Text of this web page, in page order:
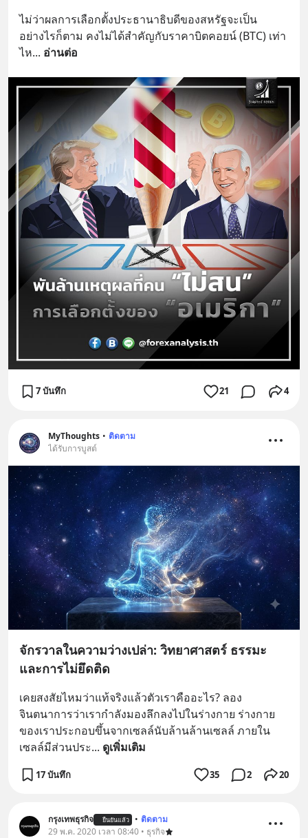
ไม่ว่าผลการเลือกตั้งประธานาธิบดีของสหรัฐจะเป็น
อย่างไรก็ตาม คงไม่ได้สำคัญกับราคาบิตคอยน์ (BTC) เท่า
ไห... อ่านต่อ
7 บันทึก 21 4
MyThoughts • ติดตาม
ได้รับการบูสต์
จักรวาลในความว่างเปล่า: วิทยาศาสตร์ ธรรมะ
และการไม่ยึดติด
เคยสงสัยไหมว่าแท้จริงแล้วตัวเราคืออะไร? ลอง
จินตนาการว่าเรากำลังมองลึกลงไปในร่างกาย ร่างกาย
ของเราประกอบขึ้นจากเซลล์นับล้านล้านเซลล์ ภายใน
เซลล์มีส่วนประ... ดูเพิ่มเติม
17 บันทึก 35 2 20
กรุงเทพธุรกิจ ยืนยันแล้ว • ติดตาม
29 พ.ค. 2020 เวลา 08:40 • ธุรกิจ